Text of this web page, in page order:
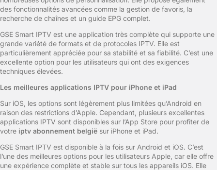
des fonctionnalités avancées comme la gestion de favoris, la
recherche de chaînes et un guide EPG complet.
GSE Smart IPTV est une application très complète qui supporte une
grande variété de formats et de protocoles IPTV. Elle est
particulièrement appréciée pour sa stabilité et sa fiabilité. C’est une
excellente option pour les utilisateurs qui ont des exigences
techniques élevées.
Les meilleures applications IPTV pour iPhone et iPad
Sur iOS, les options sont légèrement plus limitées qu’Android en
raison des restrictions d’Apple. Cependant, plusieurs excellentes
applications IPTV sont disponibles sur l’App Store pour profiter de
votre iptv abonnement belgië sur iPhone et iPad.
GSE Smart IPTV est disponible à la fois sur Android et iOS. C’est
l’une des meilleures options pour les utilisateurs Apple, car elle offre
une expérience complète et stable sur tous les appareils iOS. Elle